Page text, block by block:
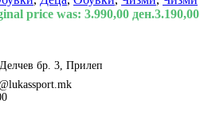
price was: 3.990,00 ден.3.190,00
бр. 3, Прилеп